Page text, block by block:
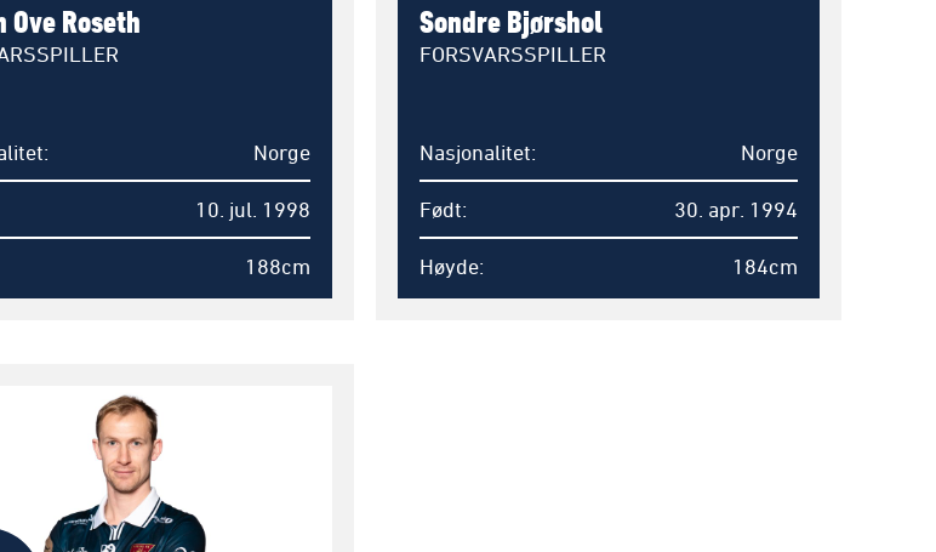
Ove Roseth
Norge
10. jul. 1998
188cm
Sondre Bjørshol
FORSVARSSPILLER
Nasjonalitet Norge
Født 30. apr. 1994
Høyde 184cm